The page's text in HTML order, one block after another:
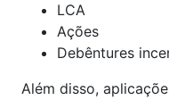
LCA
Ações
Debêntures
Além disso,